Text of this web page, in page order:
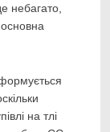
небагато,
на тлі